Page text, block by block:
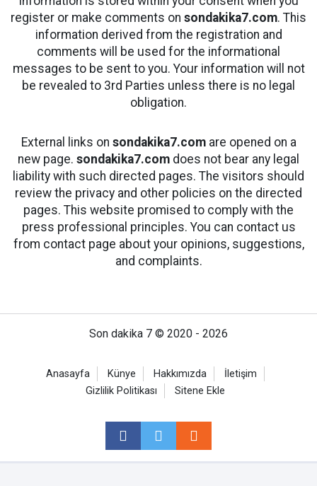
register or make comments on sondakika7.com. This
information derived from the registration and
comments will be used for the informational
messages to be sent to you. Your information will not
be revealed to 3rd Parties unless there is no legal
obligation.
External links on sondakika7.comare opened on a
new page. sondakika7.com does not bear any legal
liability with such directed pages. The visitors should
review the privacy and other policies on the directed
pages. This website promised to comply with the
press professional principles. You can contact us
from contact page about your opinions, suggestions,
and complaints.
Son dakika 7 © 2020 - 2026
Anasayfa Künye Hakkımızda
İletişim
Gizlilik Politikası
Sitene Ekle